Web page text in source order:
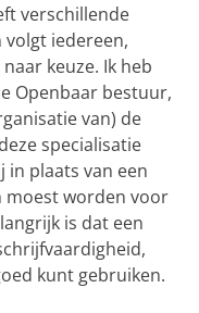
verschillende
volgt iedereen,
keuze. Ik heb
Openbaar bestuur,
van) de
specialisatie
in plaats van een
moest worden voor
is dat een
kunt gebruiken.